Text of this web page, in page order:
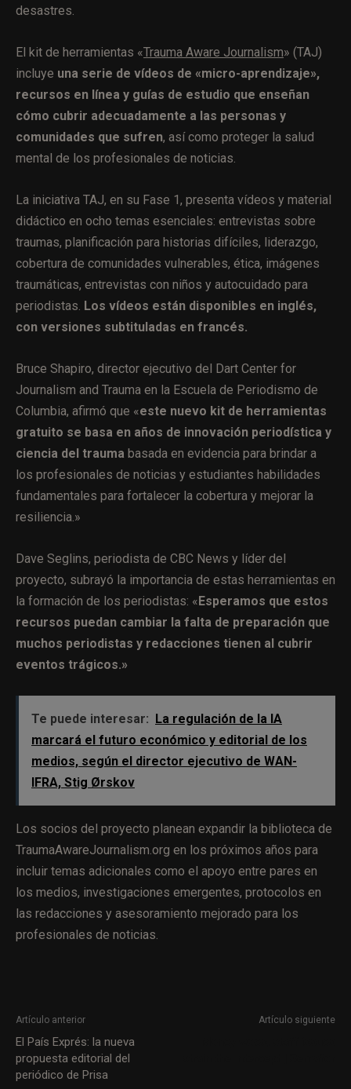
desastres.
El kit de herramientas «Trauma Aware Journalism» (TAJ)
incluye una serie de vídeos de «micro-aprendizaje»,
recursos en línea y guías de estudio que enseñan
cómo cubrir adecuadamente a las personas y
comunidades que sufren, así como proteger la salud
mental de los profesionales de noticias.
La iniciativa TAJ, en su Fase 1, presenta vídeos y material
didáctico en ocho temas esenciales: entrevistas sobre
traumas, planificación para historias difíciles, liderazgo,
cobertura de comunidades vulnerables, ética, imágenes
traumáticas, entrevistas con niños y autocuidado para
periodistas. Los vídeos están disponibles en inglés,
con versiones subtituladas en francés.
Bruce Shapiro, director ejecutivo del Dart Center for
Journalism and Trauma en la Escuela de Periodismo de
Columbia, afirmó que «este nuevo kit de herramientas
gratuito se basa en años de innovación periodística y
ciencia del trauma basada en evidencia para brindar a
los profesionales de noticias y estudiantes habilidades
fundamentales para fortalecer la cobertura y mejorar la
resiliencia.»
Dave Seglins, periodista de CBC News y líder del
proyecto, subrayó la importancia de estas herramientas en
la formación de los periodistas: « Esperamos que estos
recursos puedan cambiar la falta de preparación que
muchos periodistas y redacciones tienen al cubrir
eventos trágicos.»
Te puede interesar:
La regulación de la IA
marcará el futuro económico y editorial de los
medios, según el director ejecutivo de WAN-
IFRA, Stig Ørskov
Los socios del proyecto planean expandir la biblioteca de
TraumaAwareJournalism.org en los próximos años para
incluir temas adicionales como el apoyo entre pares en
los medios, investigaciones emergentes, protocolos en
las redacciones y asesoramiento mejorado para los
profesionales de noticias.
Artículo anterior
El País Exprés: la nueva
propuesta editorial del
periódico de Prisa
Artículo siguiente